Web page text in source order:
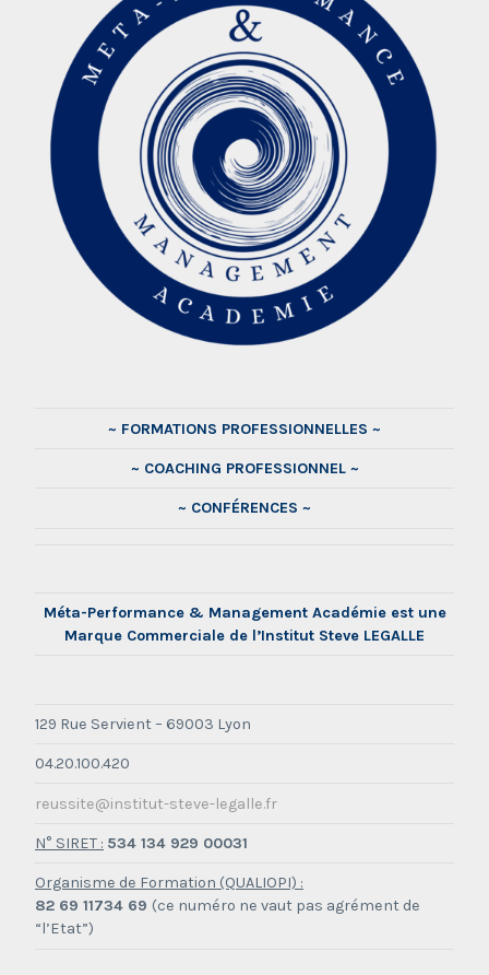
~ FORMATIONS PROFESSIONNELLES ~
~ COACHING PROFESSIONNEL ~
~ CONFÉRENCES ~
Méta-Performance & Management Académie est une
Marque Commerciale de l’Institut Steve LEGALLE
129 Rue Servient – 69003 Lyon
04.20.100.420
reussite@institut-steve-legalle.fr
N° SIRET : 534 134 929 00031
Organisme de Formation (QUALIOPI) :
82 69 11734 69 (ce numéro ne vaut pas agrément de
“l’Etat”)